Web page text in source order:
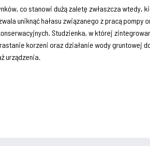
co stanowi dużą zaletę zwłaszcza wtedy,
uniknąć hałasu związanego z pracą pompy
Studzienka, w której
korzeni oraz działanie wody gruntowej
urządzenia.